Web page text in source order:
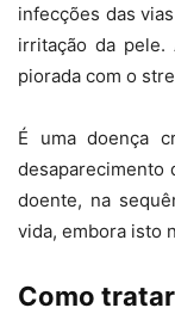
infecções das
irritação da pele.
piorada com o
É uma doença
desaparecimento
doente, na
vida, embora isto
Como